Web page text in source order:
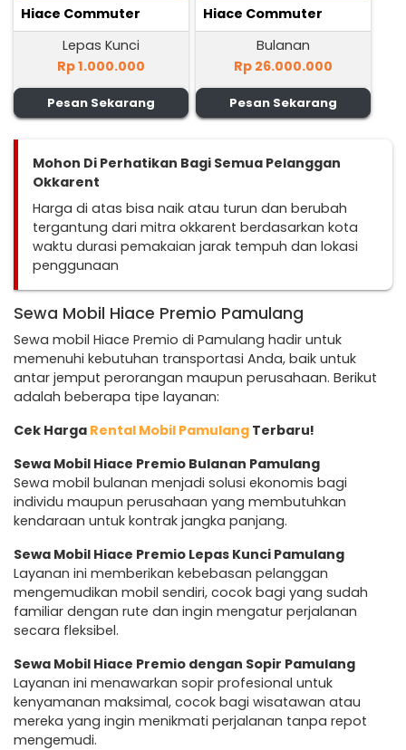
Hiace Commuter
Lepas Kunci
Rp 1.000.000
Pesan Sekarang
Hiace Commuter
Bulanan
Rp 26.000.000
Pesan Sekarang
Mohon Di Perhatikan Bagi Semua Pelanggan
Okkarent
Harga di atas bisa naik atau turun dan berubah
tergantung dari mitra okkarent berdasarkan kota
waktu durasi pemakaian jarak tempuh dan lokasi
penggunaan
Sewa Mobil Hiace Premio Pamulang
Sewa mobil Hiace Premio di Pamulang hadir untuk
memenuhi kebutuhan transportasi Anda, baik untuk
antar jemput perorangan maupun perusahaan. Berikut
adalah beberapa tipe layanan:
Cek Harga Rental Mobil Pamulang Terbaru!
Sewa Mobil Hiace Premio Bulanan Pamulang
Sewa mobil bulanan menjadi solusi ekonomis bagi
individu maupun perusahaan yang membutuhkan
kendaraan untuk kontrak jangka panjang.
Sewa Mobil Hiace Premio Lepas Kunci Pamulang
Layanan ini memberikan kebebasan pelanggan
mengemudikan mobil sendiri, cocok bagi yang sudah
familiar dengan rute dan ingin mengatur perjalanan
secara fleksibel.
Sewa Mobil Hiace Premio dengan Sopir Pamulang
Layanan ini menawarkan sopir profesional untuk
kenyamanan maksimal, cocok bagi wisatawan atau
mereka yang ingin menikmati perjalanan tanpa repot
mengemudi.